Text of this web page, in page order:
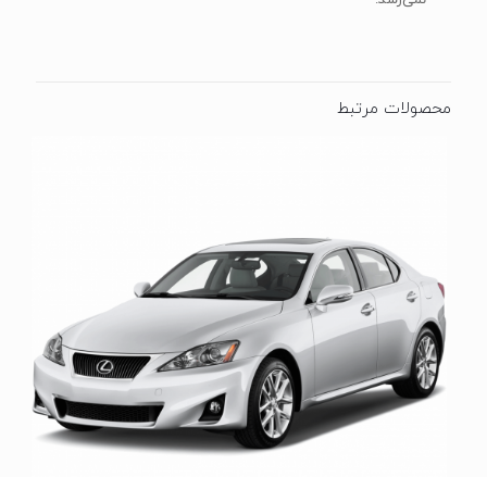
محصولات مرتبط